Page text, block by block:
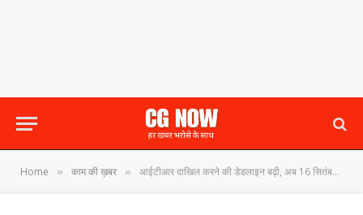
Home » काम की ख़बर » आईटीआर दाखिल करने की डेडलाइन बढ़ी, अब 16 सितंबर रात 12 बजे तक कर सकेंगे फाइल